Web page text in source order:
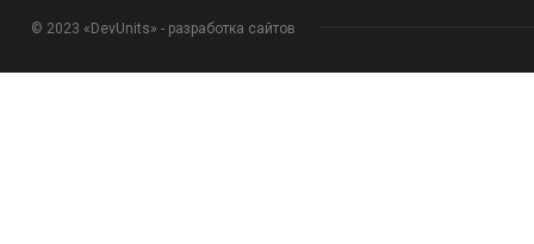
© 2023 «DevUnits» - разработка сайтов